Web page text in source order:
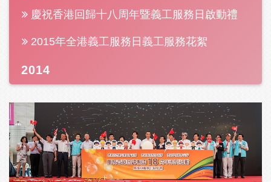
慶祝香港回歸十八周年暨義工服務日啟動禮
2015年全港義工服務日義工服務花絮
2014